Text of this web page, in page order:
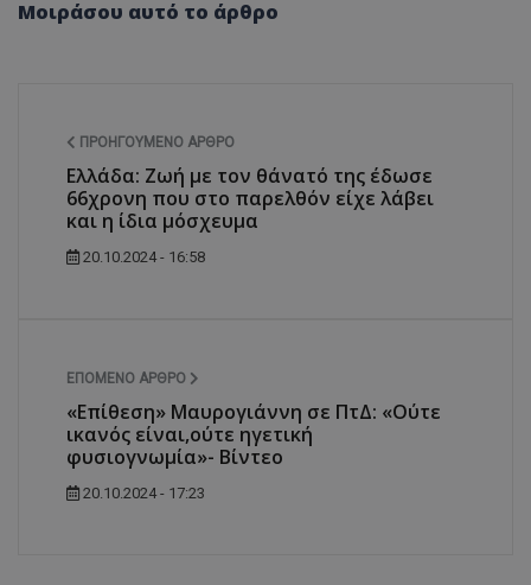
Μοιράσου αυτό το άρθρο
ΠΡΟΗΓΟΎΜΕΝΟ ΆΡΘΡΟ
Ελλάδα: Ζωή με τον θάνατό της έδωσε
66χρονη που στο παρελθόν είχε λάβει
και η ίδια μόσχευμα
20.10.2024 - 16:58
ΕΠΌΜΕΝΟ ΆΡΘΡΟ
«Επίθεση» Μαυρογιάννη σε ΠτΔ: «Ούτε
ικανός είναι,ούτε ηγετική
φυσιογνωμία»- Βίντεο
20.10.2024 - 17:23